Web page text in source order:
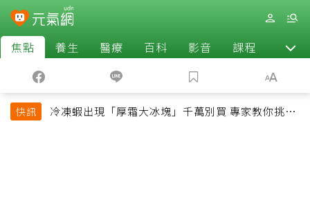
焦點 養生 醫療 百科 影音 課程 退休
快訊
冷凍蝦出現「厚霜大冰塊」千萬別買 專家教你挑出